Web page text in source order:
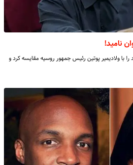
نامید!
با ولادیمیر پوتین رئیس جمهور روسیه مقایسه کرد و